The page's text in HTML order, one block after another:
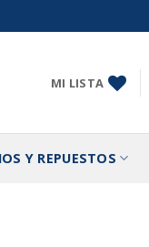
MI LISTA
Y REPUESTOS